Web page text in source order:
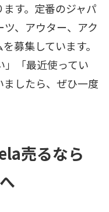
す。定番のジャパ
、アウター、アク
募集しています。
」「最近使ってい
したら、ぜひ一度
売るなら